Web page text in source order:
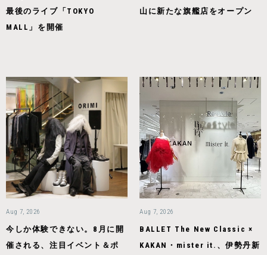
最後のライブ「TOKYO
MALL」を開催
山に新たな旗艦店をオープン
Aug 7, 2026
今しか体験できない。8月に開
催される、注目イベント＆ポ
Aug 7, 2026
BALLET The New Classic ×
KAKAN・mister it.、伊勢丹新